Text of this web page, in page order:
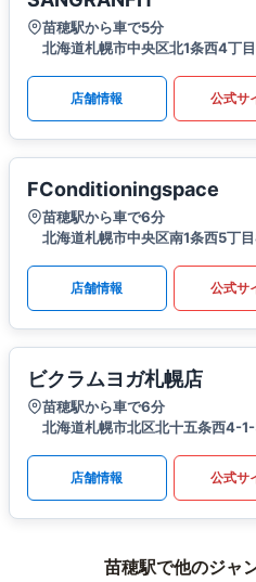
苗穂駅から車で5分
北海道札幌市中央区北1条西4丁
店舗情報 公式サ
FConditioningspace
苗穂駅から車で6分
北海道札幌市中央区南1条西5丁
店舗情報 公式サ
ビクラムヨガ札幌店
苗穂駅から車で6分
北海道札幌市北区北十五条西4-
店舗情報 公式サ
苗穂駅で他のジャ